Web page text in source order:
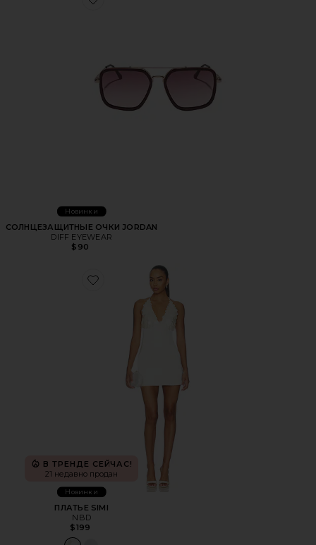
Favorite СОЛНЦЕЗАЩИТНЫЕ ОЧКИ JORDAN
Новинки
СОЛНЦЕЗАЩИТНЫЕ ОЧКИ JORDAN
DIFF EYEWEAR
$90
Favorite ПЛАТЬЕ SIMI
В ТРЕНДЕ СЕЙЧАС!
21 недавно продан
Новинки
ПЛАТЬЕ SIMI
NBD
$199